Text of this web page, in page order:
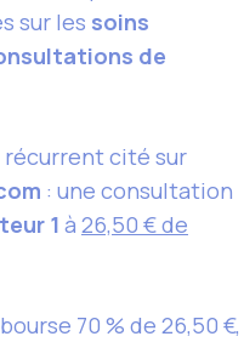
sur les soins
de
récurrent cité sur
: une consultation
1 à 26,50 € de
70 % de 26,50 €,